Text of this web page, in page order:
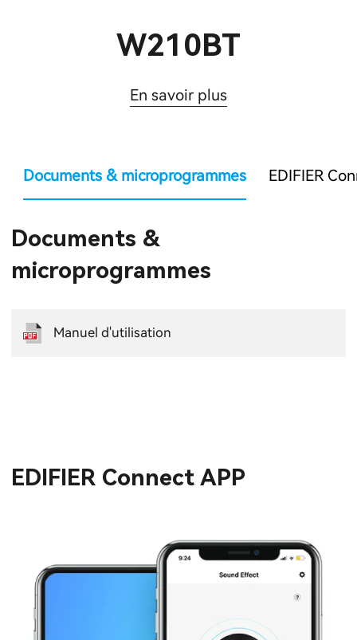
W210BT
En savoir plus
Documents & microprogrammes EDIFIER
Documents &
microprogrammes
Manuel d'utilisation
EDIFIER Connect APP